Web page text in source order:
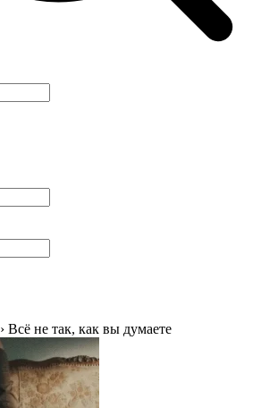
› Всё не так, как вы думаете